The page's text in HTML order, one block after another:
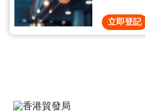
立即登記